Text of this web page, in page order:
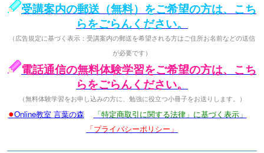
受講案内の郵送（無料）をご希望の方は、こち
らをごらんください。
（広告規定に基づく表示：受講案内の郵送を希望される方はご住所お名前などの送信
が必要です）
電話通信の無料体験学習をご希望の方は、こち
らをごらんください。
（無料体験学習をお申し込みの方に、勉強に役立つ小冊子をお送りします。）
●Online教室 言葉の森
「特定商取引に関する法律」に基づく表示」
「プライバシーポリシー」